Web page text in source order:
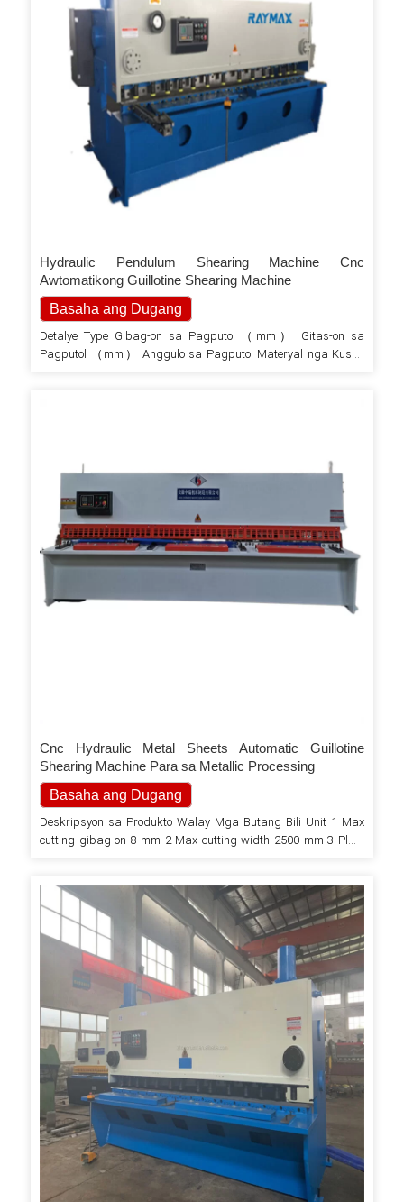
Hydraulic Pendulum Shearing Machine Cnc
Awtomatikong Guillotine Shearing Machine
Basaha ang Dugang
Detalye Type Gibag-on sa Pagputol （mm） Gitas-on sa
Pagputol （mm） Anggulo sa Pagputol Materyal nga Kusog
Cnc Hydraulic Metal Sheets Automatic Guillotine
Shearing Machine Para sa Metallic Processing
Basaha ang Dugang
Deskripsyon sa Produkto Walay Mga Butang Bili Unit 1 Max
cutting gibag-on 8 mm 2 Max cutting width 2500 mm 3 Plate
Distansya tali sa mga column 3420 mm 8 Blade gitas-on 3300
mm…